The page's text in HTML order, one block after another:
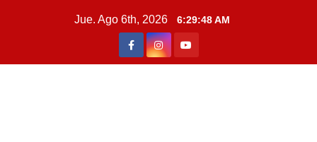
Jue. Ago 6th, 2026 6:29:50 AM